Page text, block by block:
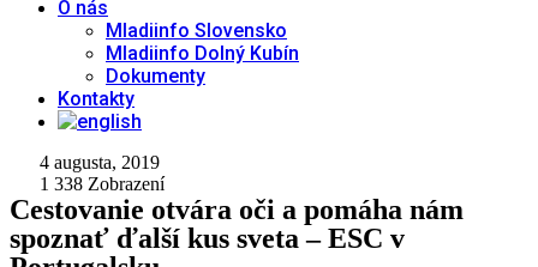
O nás
Mladiinfo Slovensko
Mladiinfo Dolný Kubín
Dokumenty
Kontakty
4 augusta, 2019
1 338 Zobrazení
Cestovanie otvára oči a pomáha nám
spoznať ďalší kus sveta – ESC v